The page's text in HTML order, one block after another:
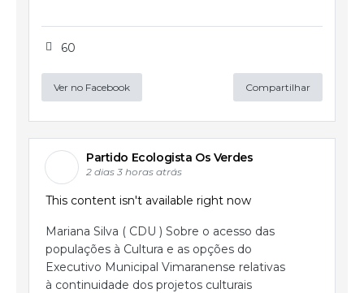
60
Ver no Facebook Compartilhar
Partido Ecologista Os Verdes
2 dias 3 horas atrás
This content isn't available right now
Mariana Silva ( CDU ) Sobre o acesso das
populações à Cultura e as opções do
Executivo Municipal Vimaranense relativas
à continuidade dos projetos culturais